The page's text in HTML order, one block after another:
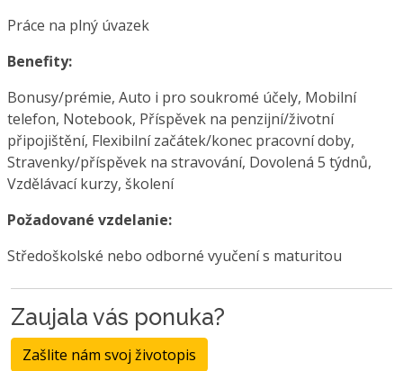
Práce na plný úvazek
Benefity:
Bonusy/prémie, Auto i pro soukromé účely, Mobilní
telefon, Notebook, Příspěvek na penzijní/životní
připojištění, Flexibilní začátek/konec pracovní doby,
Stravenky/příspěvek na stravování, Dovolená 5 týdnů,
Vzdělávací kurzy, školení
Požadované vzdelanie:
Středoškolské nebo odborné vyučení s maturitou
Zaujala vás ponuka?
Zašlite nám svoj životopis